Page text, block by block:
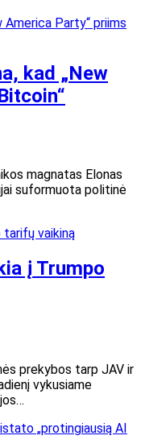
kad „New
magnatas Elonas
suformuota politinė
į Trumpo
prekybos tarp JAV ir
vykusiame